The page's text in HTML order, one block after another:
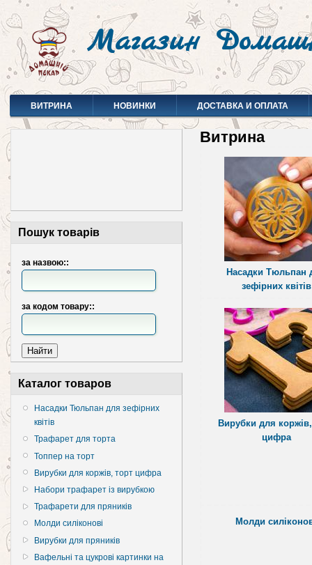
Магазин
ВИТРИНА НОВИНКИ ДОСТАВКА И ОПЛАТА
Пошук товарів
за назвою::
за кодом товару::
Каталог товаров
Насадки Тюльпан для зефірних
квітів
Трафарет для торта
Топпер на торт
Вирубки для коржів, торт цифра
Набори трафарет із вирубкою
Трафарети для пряників
Молди силіконові
Вирубки для пряників
Вафельні та цукрові картинки на
Витрина
Насадки Тюльпан
зефірних квітів
Вирубки для
цифра
Молди